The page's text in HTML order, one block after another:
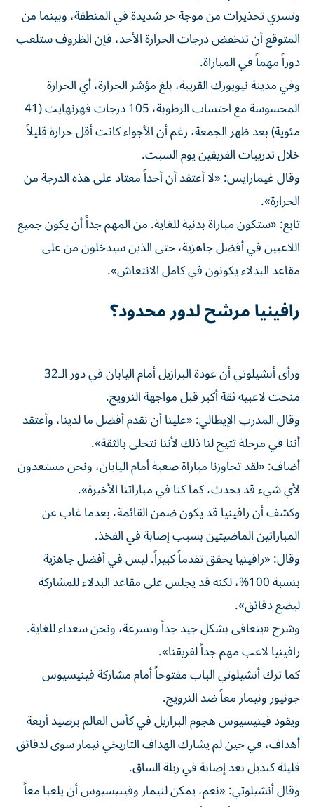
وتسري تحذيرات من موجة حر شديدة في المنطقة، وبينما من
المتوقع أن تنخفض درجات الحرارة الأحد، فإن الظروف ستلعب
دوراً مهماً في المباراة.
وفي مدينة نيويورك القريبة، بلغ مؤشر الحرارة، أي الحرارة
المحسوسة مع احتساب الرطوبة، 105 درجات فهرنهايت (41
مئوية) بعد ظهر الجمعة، رغم أن الأجواء كانت أقل حرارة قليلاً
خلال تدريبات الفريقين يوم السبت.
وقال غيمارايس: «لا أعتقد أن أحداً معتاد على هذه الدرجة من
الحرارة».
تابع: «ستكون مباراة بدنية للغاية. من المهم جداً أن يكون جميع
اللاعبين في أفضل جاهزية، حتى الذين سيدخلون من على
مقاعد البدلاء يكونون في كامل الانتعاش».
رافينيا مرشح لدور محدود؟
ورأى أنشيلوتي أن عودة البرازيل أمام اليابان في دور الـ32
منحت لاعبيه ثقة أكبر قبل مواجهة النرويج.
وقال المدرب الإيطالي: «علينا أن نقدم أفضل ما لدينا، وأعتقد
أننا في مرحلة تتيح لنا ذلك لأننا نتحلى بالثقة».
أضاف: «لقد تجاوزنا مباراة صعبة أمام اليابان، ونحن مستعدون
لأي شيء قد يحدث، كما كنا في مباراتنا الأخيرة».
وكشف أن رافينيا قد يكون ضمن القائمة، بعدما غاب عن
المباراتين الماضيتين بسبب إصابة في الفخذ.
وقال: «رافينيا يحقق تقدماً كبيراً. ليس في أفضل جاهزية
بنسبة 100%، لكنه قد يجلس على مقاعد البدلاء للمشاركة
لبضع دقائق».
وشرح «يتعافى بشكل جيد جداً وبسرعة، ونحن سعداء للغاية.
رافينيا لاعب مهم جداً لفريقنا».
كما ترك أنشيلوتي الباب مفتوحاً أمام مشاركة فينيسيوس
جونيور ونيمار معاً ضد النرويج.
ويقود فينيسيوس هجوم البرازيل في كأس العالم برصيد أربعة
أهداف، في حين لم يشارك الهداف التاريخي نيمار سوى لدقائق
قليلة كبديل بعد إصابة في ربلة الساق.
وقال أنشيلوتي: «نعم، يمكن لنيمار وفينيسيوس أن يلعبا معاً